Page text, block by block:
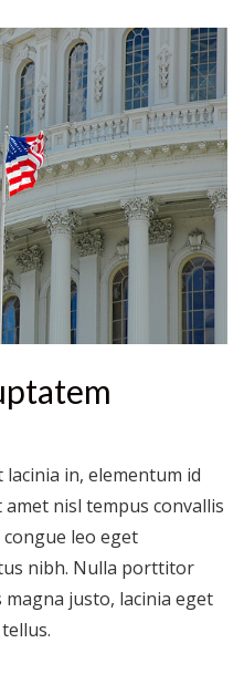
in, elementum id
nisl tempus convallis
leo eget
nibh. Nulla porttitor
magna justo, lacinia eget